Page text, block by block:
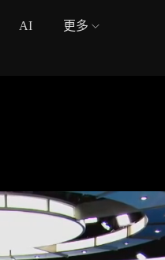
AI 更多